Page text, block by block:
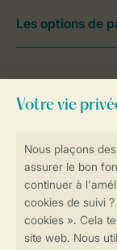
Réservations
contactez notre
Les options de